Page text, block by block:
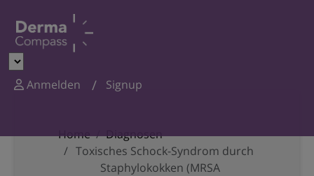
Anmelden Signup
Home
Diagnosen
Toxisches Schock-Syndrom durch
Staphylokokken (MRSA